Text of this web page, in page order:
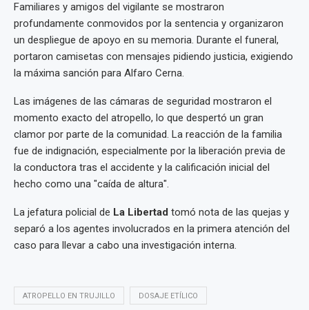
Familiares y amigos del vigilante se mostraron
profundamente conmovidos por la sentencia y organizaron
un despliegue de apoyo en su memoria. Durante el funeral,
portaron camisetas con mensajes pidiendo justicia, exigiendo
la máxima sanción para Alfaro Cerna.
Las imágenes de las cámaras de seguridad mostraron el
momento exacto del atropello, lo que despertó un gran
clamor por parte de la comunidad. La reacción de la familia
fue de indignación, especialmente por la liberación previa de
la conductora tras el accidente y la calificación inicial del
hecho como una "caída de altura".
La jefatura policial de La Libertad tomó nota de las quejas y
separó a los agentes involucrados en la primera atención del
caso para llevar a cabo una investigación interna.
ATROPELLO EN TRUJILLO DOSAJE ETÍLICO